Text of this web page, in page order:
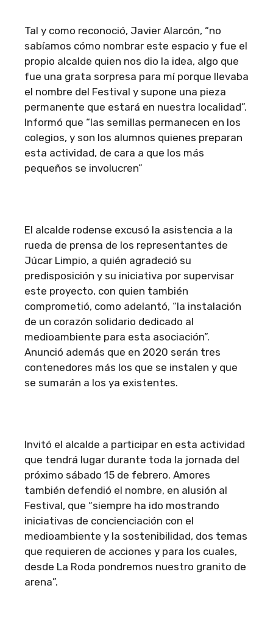
Tal y como reconoció, Javier Alarcón, “no
sabíamos cómo nombrar este espacio y fue el
propio alcalde quien nos dio la idea, algo que
fue una grata sorpresa para mí porque llevaba
el nombre del Festival y supone una pieza
permanente que estará en nuestra localidad”.
Informó que “las semillas permanecen en los
colegios, y son los alumnos quienes preparan
esta actividad, de cara a que los más
pequeños se involucren”
El alcalde rodense excusó la asistencia a la
rueda de prensa de los representantes de
Júcar Limpio, a quién agradeció su
predisposición y su iniciativa por supervisar
este proyecto, con quien también
comprometió, como adelantó, “la instalación
de un corazón solidario dedicado al
medioambiente para esta asociación”.
Anunció además que en 2020 serán tres
contenedores más los que se instalen y que
se sumarán a los ya existentes.
Invitó el alcalde a participar en esta actividad
que tendrá lugar durante toda la jornada del
próximo sábado 15 de febrero. Amores
también defendió el nombre, en alusión al
Festival, que “siempre ha ido mostrando
iniciativas de concienciación con el
medioambiente y la sostenibilidad, dos temas
que requieren de acciones y para los cuales,
desde La Roda pondremos nuestro granito de
arena”.